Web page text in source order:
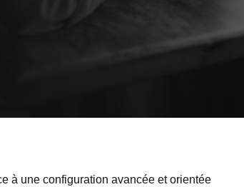
à une configuration avancée et orientée